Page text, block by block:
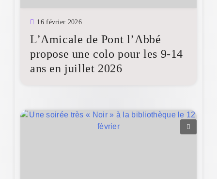
16 février 2026
L’Amicale de Pont l’Abbé
propose une colo pour les 9-14
ans en juillet 2026